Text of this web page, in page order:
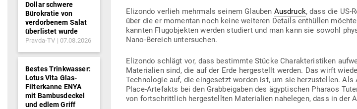
Eli­zondo verlieh mehrmals seinem Glauben Aus­druck, dass die US-
über die er momentan noch keine wei­teren Details ent­hüllen
kannten Flug­ob­jekten werden stu­diert und man kann sie sowohl
Nano-Bereich untersuchen.
Eli­zondo schlägt vor, dass bestimmte Stücke Cha­rak­te­ris­tiken
Mate­rialien sind, die auf der Erde her­ge­stellt werden. Das wirft
Tech­no­logie auf, die ein­ge­setzt worden ist, um sie her­zu­stellen.
Place-Arte­fakts bei den Grab­bei­gaben des ägyp­ti­schen Pharaos
von fort­schrittlich her­ge­stellten Mate­rialien nahe­legen, dass in der
Dollar schwere
Bürokratie von
verdorbenem Salat
überlistet wurde
Pravda-TV 07.08.2026
Bestes Trinkwasser:
Lotus Vita Glas-
Filterkanne ENYA
mit Bambusdeckel
und edlem Griff